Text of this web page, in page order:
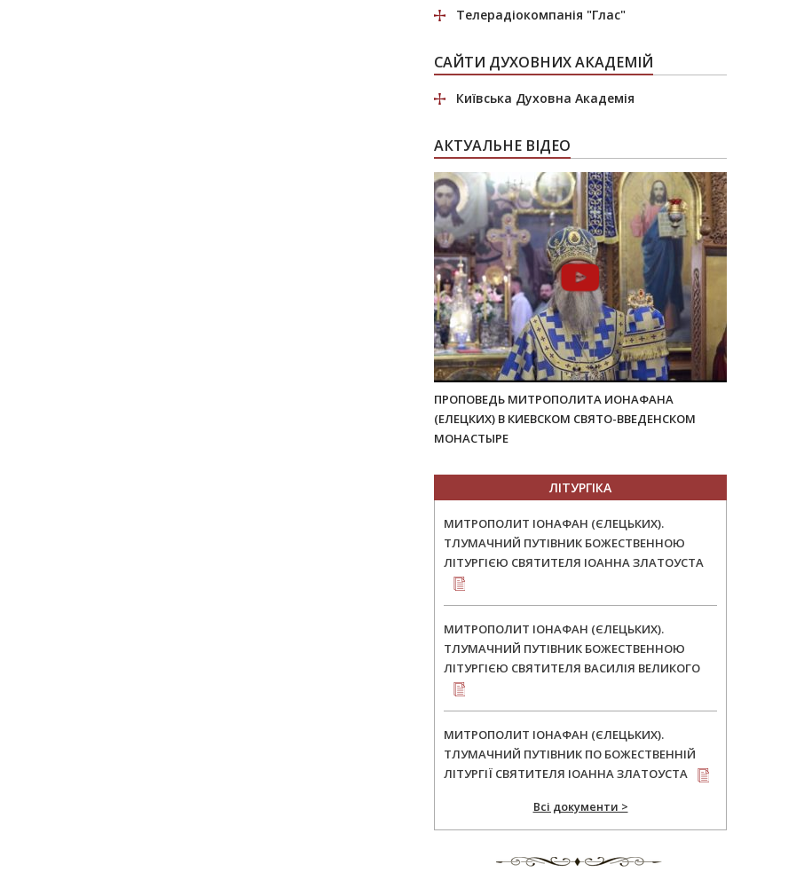
Телерадіокомпанія "Глас"
САЙТИ ДУХОВНИХ АКАДЕМІЙ
Київська Духовна Академія
АКТУАЛЬНЕ ВІДЕО
ПРОПОВЕДЬ МИТРОПОЛИТА ИОНАФАНА
(ЕЛЕЦКИХ) В КИЕВСКОМ СВЯТО-ВВЕДЕНСКОМ
МОНАСТЫРЕ
ЛІТУРГІКА
МИТРОПОЛИТ ІОНАФАН (ЄЛЕЦЬКИХ).
ТЛУМАЧНИЙ ПУТІВНИК БОЖЕСТВЕННОЮ
ЛІТУРГІЄЮ СВЯТИТЕЛЯ ІОАННА ЗЛАТОУСТА
МИТРОПОЛИТ ІОНАФАН (ЄЛЕЦЬКИХ).
ТЛУМАЧНИЙ ПУТІВНИК БОЖЕСТВЕННОЮ
ЛІТУРГІЄЮ СВЯТИТЕЛЯ ВАСИЛІЯ ВЕЛИКОГО
МИТРОПОЛИТ ІОНАФАН (ЄЛЕЦЬКИХ).
ТЛУМАЧНИЙ ПУТІВНИК ПО БОЖЕСТВЕННІЙ
ЛІТУРГІЇ СВЯТИТЕЛЯ ІОАННА ЗЛАТОУСТА
Всі документи >